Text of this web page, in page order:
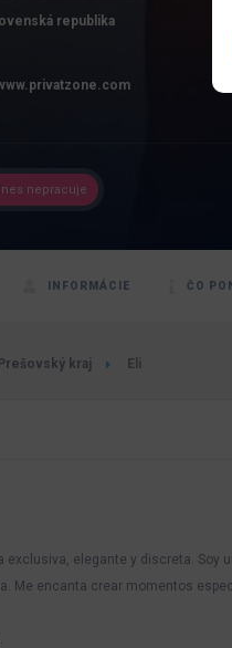
republika
nepracuje
INFORMÁCIE ČO
Prešovský kraj Eli
exclusiva, elegante y discreta.
Me encanta crear momentos